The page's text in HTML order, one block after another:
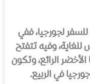
لجورجيا، ففي
وفيه تتفتح
الأخضر الرائع، وتكون
في الربيع.